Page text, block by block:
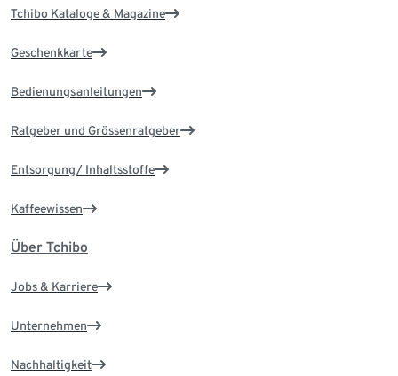
Tchibo Kataloge & Magazine
Geschenkkarte
Bedienungsanleitungen
Ratgeber und Grössenratgeber
Entsorgung/ Inhaltsstoffe
Kaffeewissen
Über Tchibo
Jobs & Karriere
Unternehmen
Nachhaltigkeit